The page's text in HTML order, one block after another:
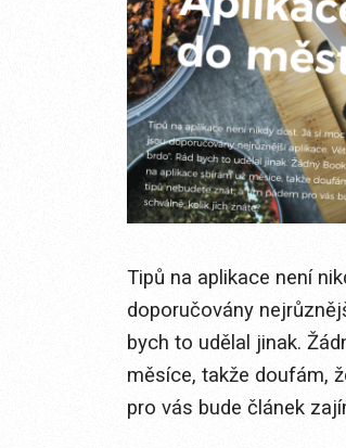
Tipů na aplikace není
doporučovány
bych to udělal jinak.
měsíce, takže doufám,
pro vás bude článek